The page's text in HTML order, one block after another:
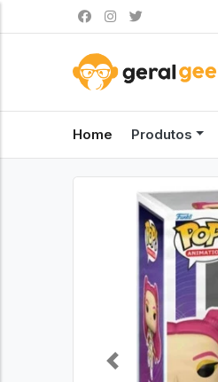
Home Produtos
Previous